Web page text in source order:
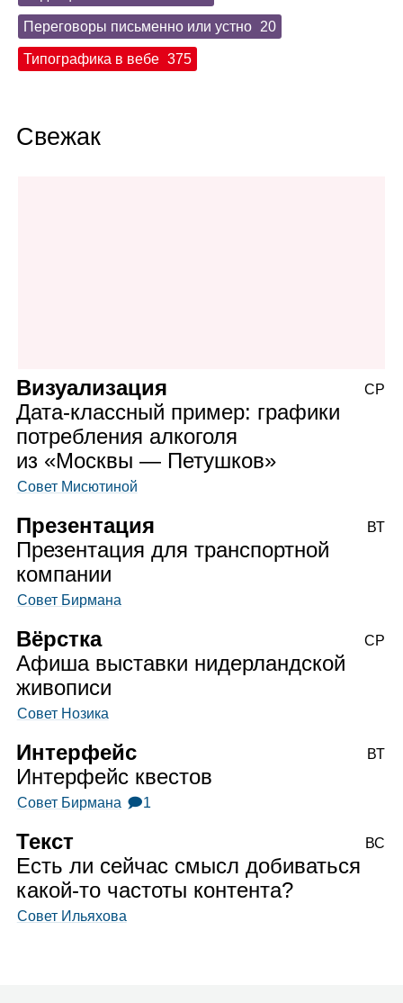
Переговоры письменно или устно 20
Типографика в вебе 375
Свежак
Визуализация
Дата‑классный пример: графики
потребления алкоголя
из «Москвы — Петушков»
Совет Мисютиной
СР
Презентация
Презентация для транспортной
компании
Совет Бирмана
ВТ
Вёрстка
Афиша выставки нидерландской
живописи
Совет Нозика
СР
Интерфейс
Интерфейс квестов
Совет Бирмана 🗩1
ВТ
Текст
Есть ли сейчас смысл добиваться
какой‑то частоты контента?
Совет Ильяхова
ВС